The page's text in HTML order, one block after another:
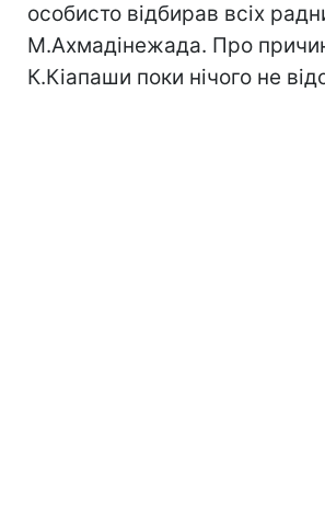
особисто відбирав всіх
М.Ахмадінежада. Про
К.Кіапаши поки нічого не